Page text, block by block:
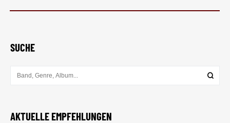
SUCHE
AKTUELLE EMPFEHLUNGEN